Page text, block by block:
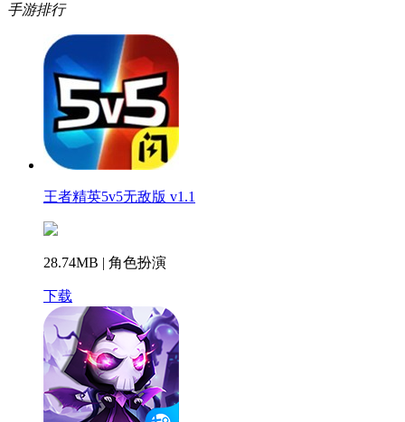
手游排行
王者精英5v5无敌版 v1.1
28.74MB | 角色扮演
下载